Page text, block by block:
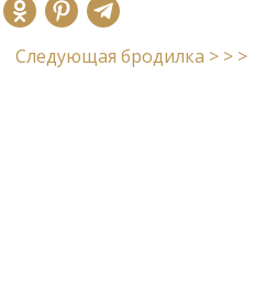
Следующая бродилка > > >